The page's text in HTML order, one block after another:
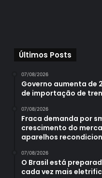
Últimos Posts
07/08/2026
Governo aumenta de
de importação de
07/08/2026
Fraca demanda por
crescimento do
aparelhos
07/08/2026
O Brasil está
cada vez mais